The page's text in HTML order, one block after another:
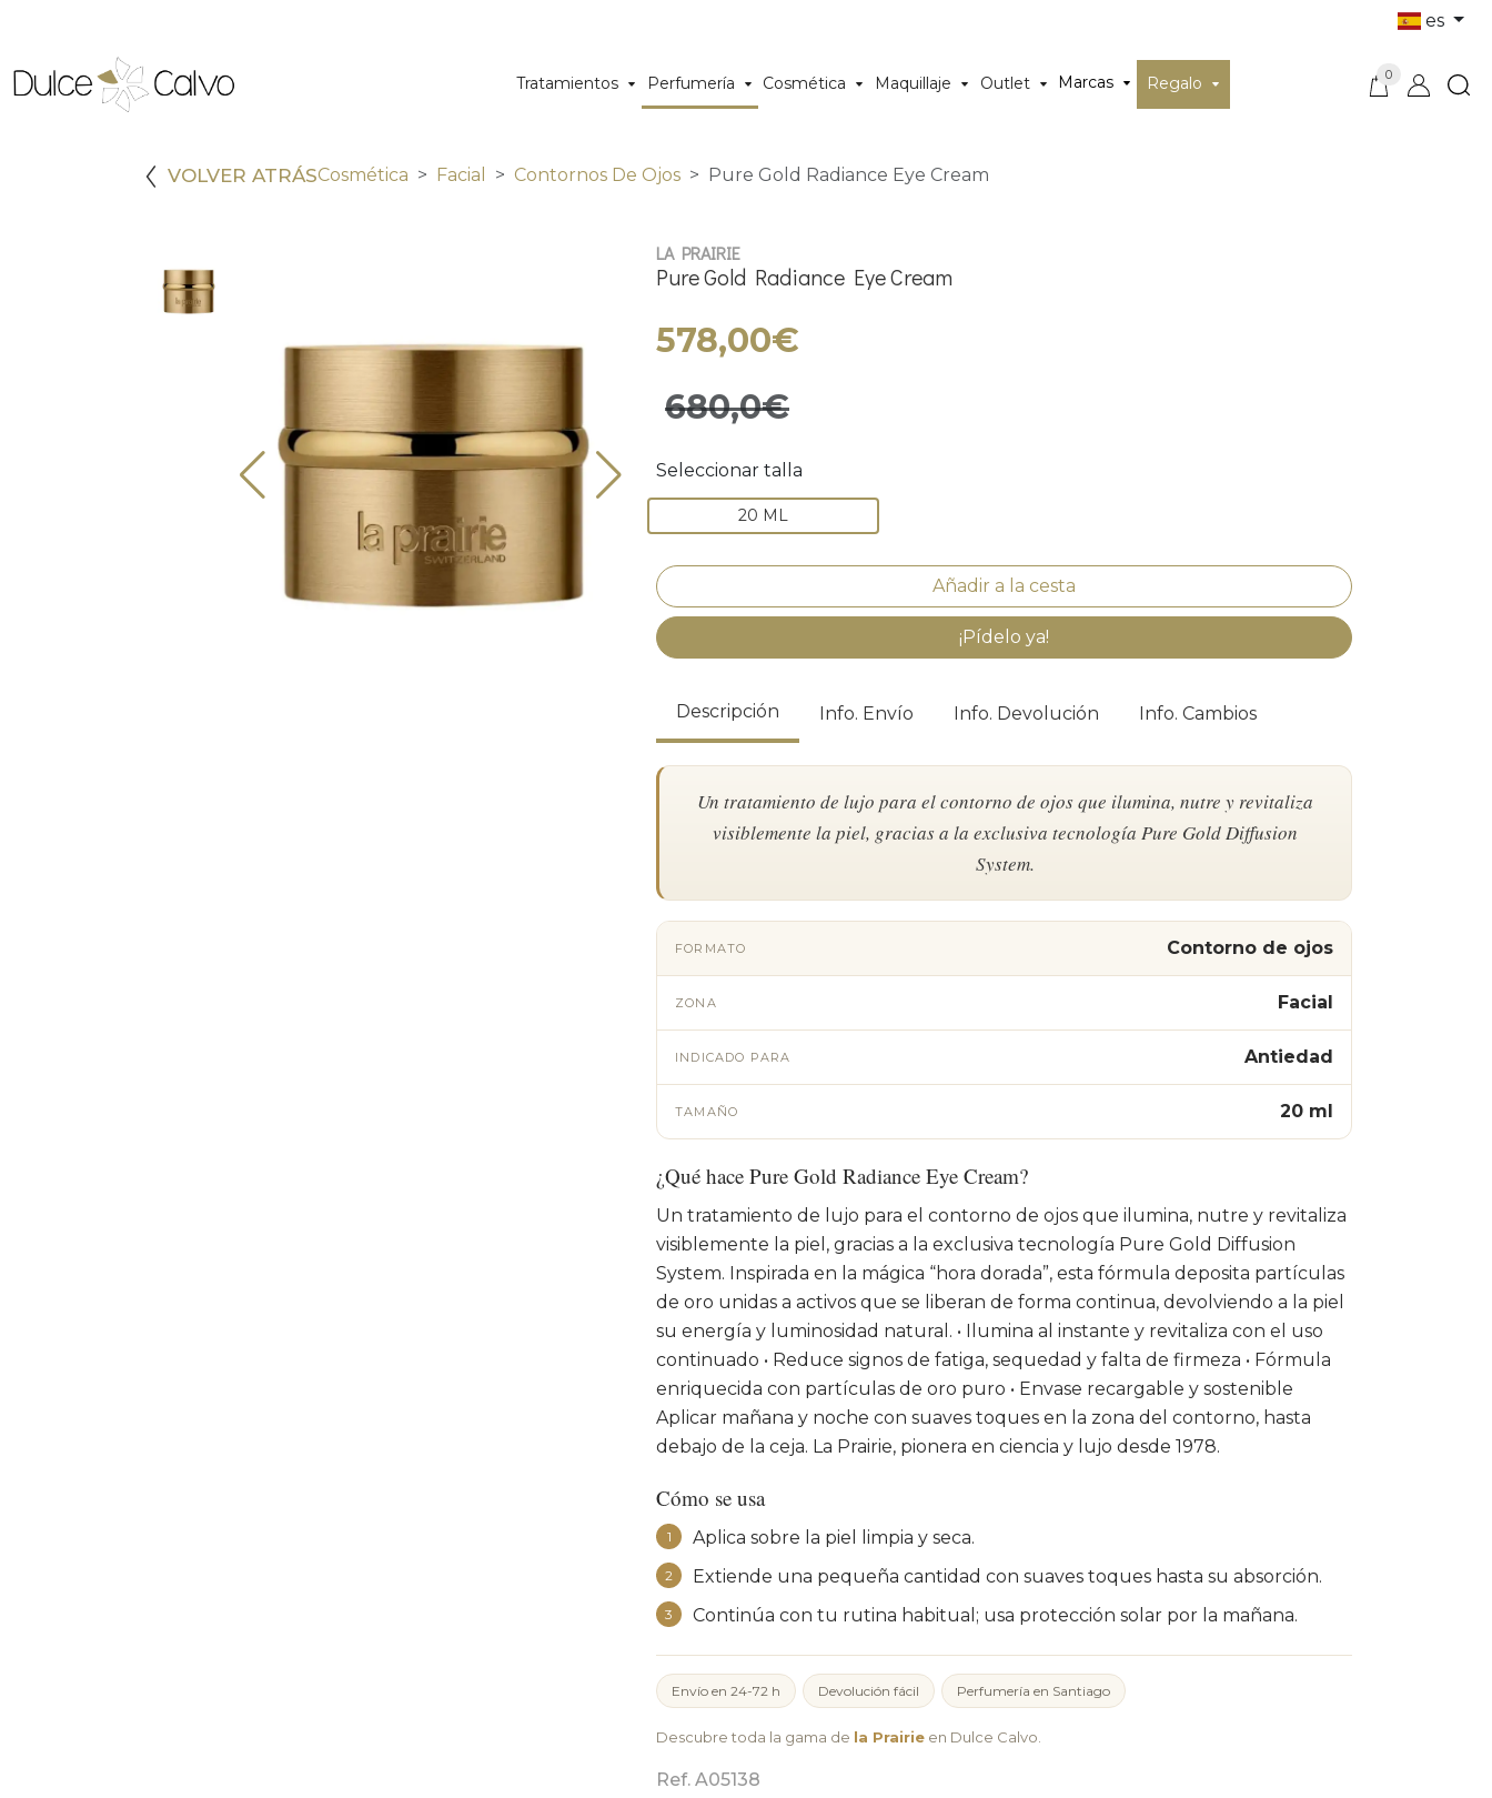
es
Tratamientos Perfumería Cosmética Maquillaje Outlet Marcas Regalo 0
VOLVER ATRÁSCosmética Facial Contornos De Ojos Pure Gold Radiance Eye Cream
LA PRAIRIE
Pure Gold Radiance Eye Cream
578,00€
680,0€
Seleccionar talla
20 ML
¡Pídelo ya!
Descripción Info. Envío Info. Devolución Info. Cambios
Un tratamiento de lujo para el contorno de ojos que ilumina, nutre y revitaliza
visiblemente la piel, gracias a la exclusiva tecnología Pure Gold Diffusion
System.
FORMATO Contorno de ojos
ZONA Facial
INDICADO PARA Antiedad
TAMAÑO 20 ml
¿Qué hace Pure Gold Radiance Eye Cream?
Un tratamiento de lujo para el contorno de ojos que ilumina, nutre y revitaliza
visiblemente la piel, gracias a la exclusiva tecnología Pure Gold Diffusion
System. Inspirada en la mágica “hora dorada”, esta fórmula deposita partículas
de oro unidas a activos que se liberan de forma continua, devolviendo a la piel
su energía y luminosidad natural. • Ilumina al instante y revitaliza con el uso
continuado • Reduce signos de fatiga, sequedad y falta de firmeza • Fórmula
enriquecida con partículas de oro puro • Envase recargable y sostenible
Aplicar mañana y noche con suaves toques en la zona del contorno, hasta
debajo de la ceja. La Prairie, pionera en ciencia y lujo desde 1978.
Cómo se usa
1 Aplica sobre la piel limpia y seca.
2 Extiende una pequeña cantidad con suaves toques hasta su absorción.
3 Continúa con tu rutina habitual; usa protección solar por la mañana.
Envío en 24-72 h Devolución fácil Perfumería en Santiago
Descubre toda la gama de la Prairie en Dulce Calvo.
Ref. A05138